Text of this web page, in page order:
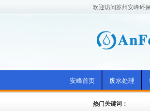
欢迎访问苏州安峰环
安峰首页 废水处理
热门关键词：